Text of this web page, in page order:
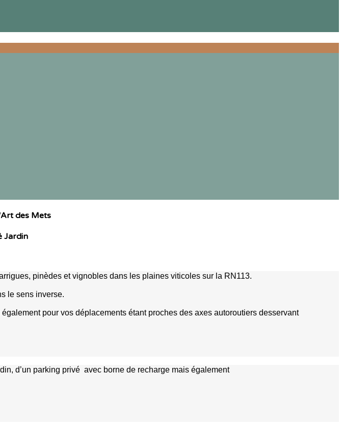
des Mets
Jardin
pinèdes et vignobles dans les plaines viticoles sur la RN113.
le sens inverse.
pour vos déplacements étant proches des axes autoroutiers desservant
d’un parking privé avec borne de recharge mais également